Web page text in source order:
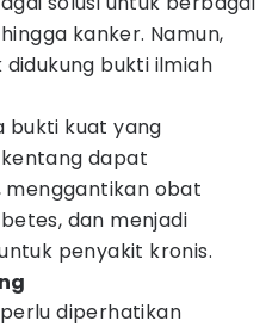
kanker. Namun,
bukti ilmiah
bukti kuat yang
dapat
menggantikan obat
dan menjadi
penyakit kronis.
diperhatikan